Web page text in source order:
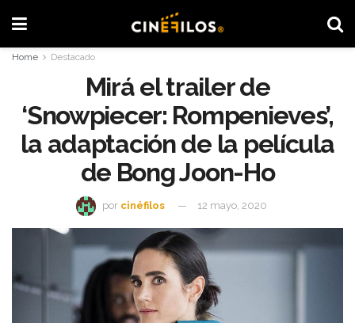
Home Destacado
Mirá el trailer de
‘Snowpiecer: Rompenieves’,
la adaptación de la película
de Bong Joon-Ho
por cinéfilos 12 mayo, 2020